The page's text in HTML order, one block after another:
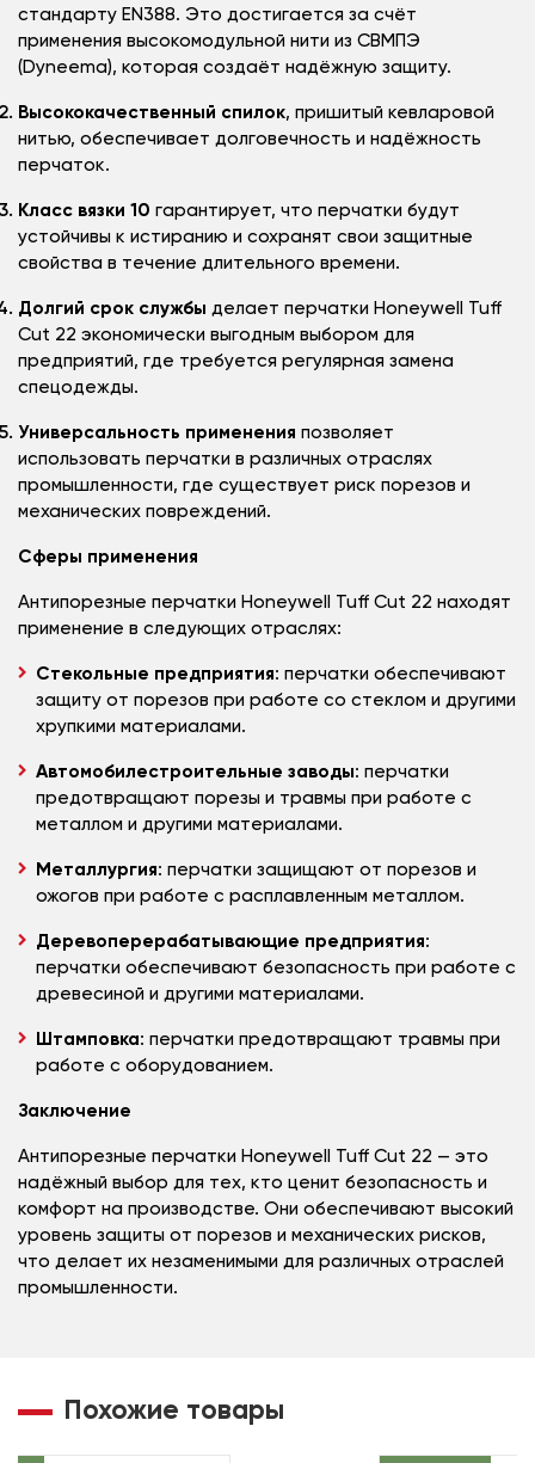
стандарту EN388. Это достигается за счёт
применения высокомодульной нити из СВМПЭ
(Dyneema), которая создаёт надёжную защиту.
Высококачественный спилок, пришитый кевларовой
нитью, обеспечивает долговечность и надёжность
перчаток.
Класс вязки 10 гарантирует, что перчатки будут
устойчивы к истиранию и сохранят свои защитные
свойства в течение длительного времени.
Долгий срок службы делает перчатки Honeywell Tuff
Cut 22 экономически выгодным выбором для
предприятий, где требуется регулярная замена
спецодежды.
Универсальность применения позволяет
использовать перчатки в различных отраслях
промышленности, где существует риск порезов и
механических повреждений.
Сферы применения
Антипорезные перчатки Honeywell Tuff Cut 22 находят
применение в следующих отраслях:
Стекольные предприятия: перчатки обеспечивают
защиту от порезов при работе со стеклом и другими
хрупкими материалами.
Автомобилестроительные заводы: перчатки
предотвращают порезы и травмы при работе с
металлом и другими материалами.
Металлургия: перчатки защищают от порезов и
ожогов при работе с расплавленным металлом.
Деревоперерабатывающие предприятия:
перчатки обеспечивают безопасность при работе с
древесиной и другими материалами.
Штамповка: перчатки предотвращают травмы при
работе с оборудованием.
Заключение
Антипорезные перчатки Honeywell Tuff Cut 22 — это
надёжный выбор для тех, кто ценит безопасность и
комфорт на производстве. Они обеспечивают высокий
уровень защиты от порезов и механических рисков,
что делает их незаменимыми для различных отраслей
промышленности.
Похожие товары